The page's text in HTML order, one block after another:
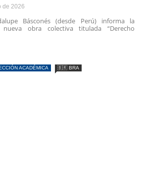
de 2026
Básconés (desde Perú) informa la
obra colectiva titulada “Derecho
ACADÉMICA 🇧🇷 BRA